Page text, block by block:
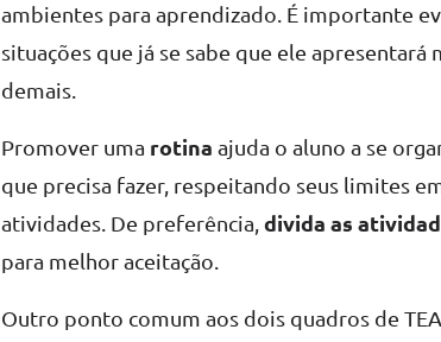
ambientes para aprendizado. É importante
situações que já se sabe que ele
demais.
Promover uma rotina ajuda o aluno a se
que precisa fazer, respeitando seus limites
atividades. De preferência, divida as
para melhor aceitação.
Outro ponto comum aos dois quadros de